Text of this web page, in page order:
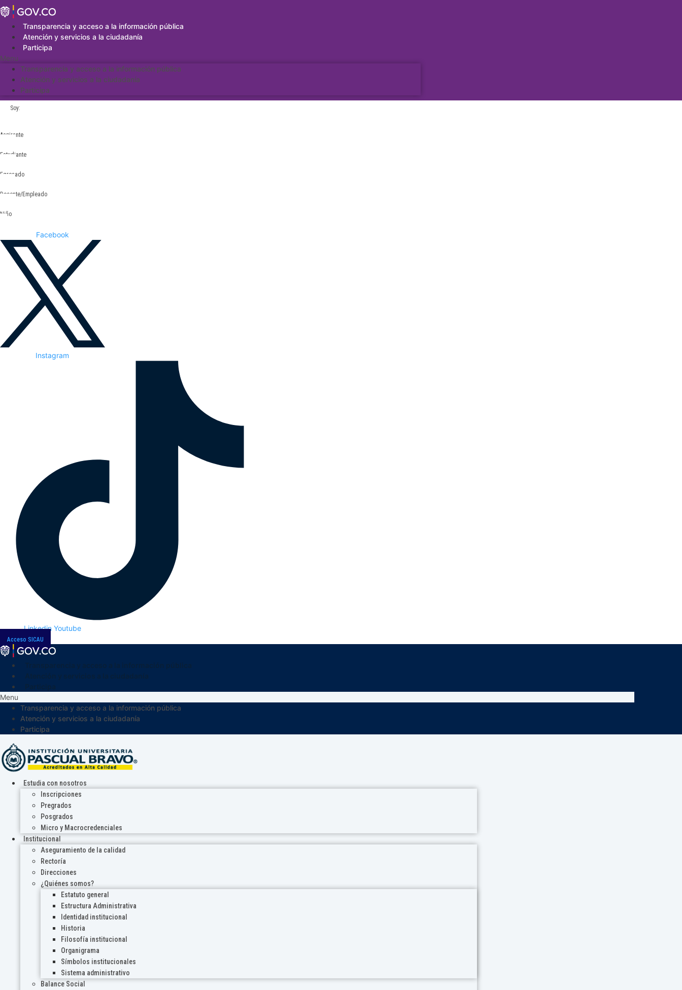
Saltar
al
contenidoTransparencia y acceso a la información pública
Atención y servicios a la ciudadanía
Participa
Menu
Transparencia y acceso a la información pública
Atención y servicios a la ciudadanía
Participa
Soy:
Aspirante
Estudiante
Egresado
Docente/Empleado
Niño
Facebook
Instagram
Linkedin Youtube
Acceso SICAU
Menu
Transparencia y acceso a la información pública
Atención y servicios a la ciudadanía
Participa
Estudia con nosotros
Inscripciones
Pregrados
Posgrados
Micro y Macrocredenciales
Institucional
Aseguramiento de la calidad
Rectoría
Direcciones
¿Quiénes somos?
Estatuto general
Estructura Administrativa
Identidad institucional
Historia
Filosofía institucional
Organigrama
Símbolos institucionales
Sistema administrativo
Balance Social